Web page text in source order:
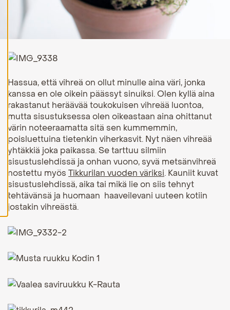
ä
s
a
i
k
k
i
e
v
ä
s
t
e
e
t
Hassua, että vihreä on ollut minulle aina väri, jonka
kanssa en ole oikein päässyt sinuiksi. Olen kyllä aina
rakastanut heräävää toukokuisen vihreää luontoa,
mutta sisustuksessa olen oikeastaan aina ohittanut
värin noteeraamatta sitä sen kummemmin,
poisluettuina tietenkin viherkasvit. Nyt näen vihreää
yhtäkkiä joka paikassa. Se tarttuu silmiin
sisustuslehdissä ja onhan vuono, syvä metsänvihreä
nostettu myös Tikkurilan vuoden väriksi. Kauniit kuvat
sisustuslehdissä, aika tai mikä lie on siis tehnyt
tehtävänsä ja huomaan haaveilevani uuteen kotiin
jostakin vihreästä.